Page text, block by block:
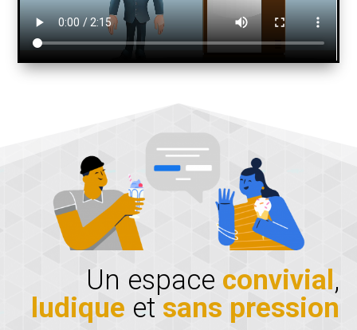
Un espace convivial,
ludique et sans pression